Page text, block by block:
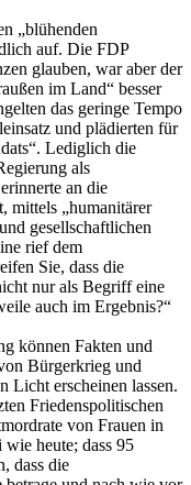
„blühenden
auf. Die FDP
glauben, war aber der
im Land“ besser
das geringe Tempo
und plädierten für
Lediglich die
als
an die
mittels „humanitärer
gesellschaftlichen
rief dem
Sie, dass die
nur als Begriff eine
auch im Ergebnis?“
können Fakten und
Bürgerkrieg und
Licht erscheinen lassen.
Friedenspolitischen
von Frauen in
heute; dass 95
dass die